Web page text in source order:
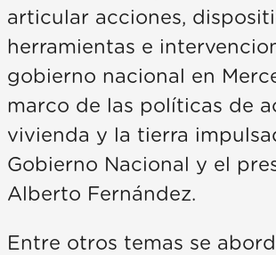
articular acciones,
herramientas e
gobierno nacional en
marco de las políticas de
vivienda y la tierra
Gobierno Nacional y el
Alberto Fernández.
Entre otros temas se